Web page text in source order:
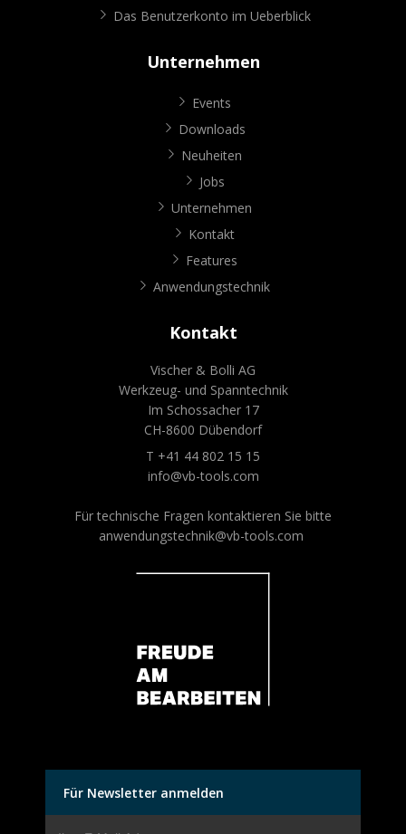
Das Benutzerkonto im Ueberblick
Unternehmen
Events
Downloads
Neuheiten
Jobs
Unternehmen
Kontakt
Features
Anwendungstechnik
Kontakt
Vischer & Bolli AG
Werkzeug- und Spanntechnik
Im Schossacher 17
CH-8600 Dübendorf
T +41 44 802 15 15
info@vb-tools.com
Für technische Fragen kontaktieren Sie bitte
anwendungstechnik@vb-tools.com
Für Newsletter anmelden